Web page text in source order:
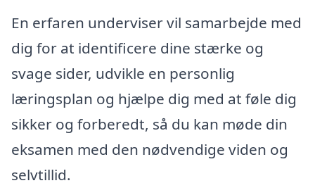
En erfaren underviser vil samarbejde med
dig for at identificere dine stærke og
svage sider, udvikle en personlig
læringsplan og hjælpe dig med at føle dig
sikker og forberedt, så du kan møde din
eksamen med den nødvendige viden og
selvtillid.